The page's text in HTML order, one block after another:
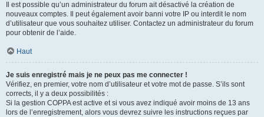
Il est possible qu’un administrateur du forum ait désactivé la création de
nouveaux comptes. Il peut également avoir banni votre IP ou interdit le nom
d’utilisateur que vous souhaitez utiliser. Contactez un administrateur du forum
pour obtenir de l’aide.
Haut
Je suis enregistré mais je ne peux pas me connecter !
Vérifiez, en premier, votre nom d’utilisateur et votre mot de passe. S’ils sont
corrects, il y a deux possibilités :
Si la gestion COPPA est active et si vous avez indiqué avoir moins de 13 ans
lors de l’enregistrement, alors vous devrez suivre les instructions reçues par